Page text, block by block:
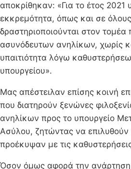
αποκρίθηκαν: «Για το έτος 2021
εκκρεμότητα, όπως και σε
δραστηριοποιούνται στον τομέα
ασυνόδευτων ανηλίκων, χωρίς
υπαιτιότητα λόγω
υπουργείου».
Μας απέστειλαν επίσης κοινή
που διατηρούν ξενώνες
ανηλίκων προς το υπουργείο
Ασύλου, ζητώντας να
προέκυψαν με τις
Όσον όμως αφορά την